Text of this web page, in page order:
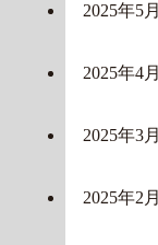
2025年5月
2025年4月
2025年3月
2025年2月